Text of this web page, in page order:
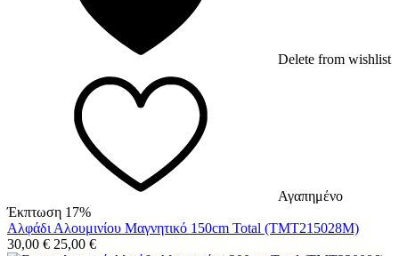
Delete from wishlist
Αγαπημένο
Έκπτωση 17%
Αλφάδι Αλουμινίου Μαγνητικό 150cm Total (TMT215028M)
30,00 € 25,00 €